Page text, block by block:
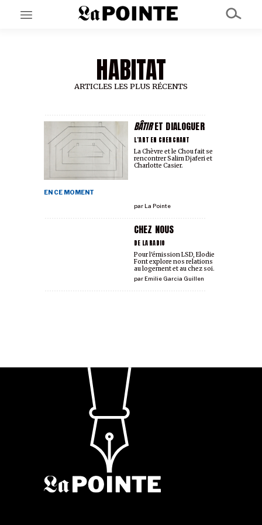
EN CE MOMENT
GRAND ANGLE
AU LARGE
À PROPOS
NOS PARTENAIRES
SOUTENEZ NOUS
HABITAT
ARTICLES LES PLUS RÉCENTS
BÂTIRET DIALOGUER
L’ART EN CHERCHANT
EN CE MOMENT
parLa Pointe
La Chèvre et le Chou fait se
rencontrer Salim Djaferi et
Charlotte Casier.
CHEZ NOUS
DE LA RADIO
parEmilie Garcia Guillen
Pour l'émission LSD, Elodie
Font explore nos relations
au logement et au chez soi.